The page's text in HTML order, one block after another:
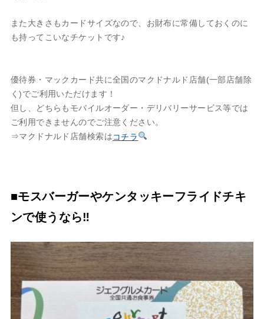
また大きさもカードサイズなので、お財布に常備しておくのに
も持ってこいなチケットです♪
優待券・マックカード共に全国のマクドナルド店舗(一部店舗除
く)でご利用いただけます！
但し、どちらもモバイルオーダー・デリバリーサービス等では
ご利用できませんのでご注意ください。
⇒マクドナルド店舗検索はコチラ
■モスバーガーやケンタッキーフライドチキ
ンで使うなら‼